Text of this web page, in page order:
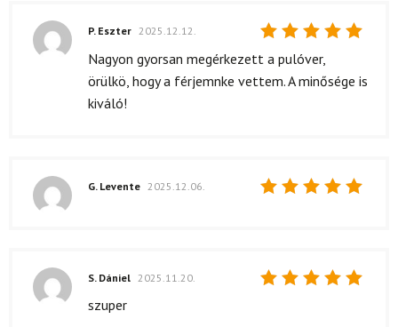
Értékelés:
/ 5
P. Eszter 2025.12.12.
Nagyon gyorsan megérkezett a pulóver,
örülkö, hogy a férjemnke vettem. A minősége is
kiváló!
G. Levente 2025.12.06.
S. Dániel 2025.11.20.
szuper